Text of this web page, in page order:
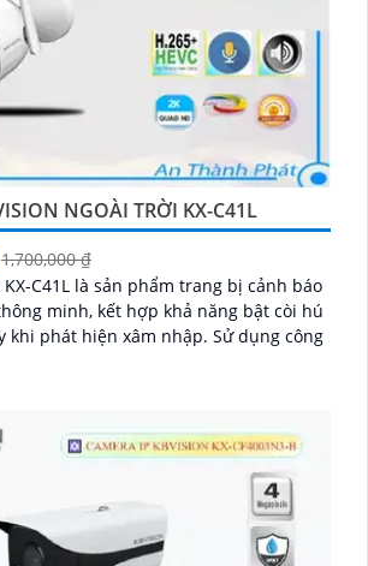
NGOÀI TRỜI KX-C41L
1,700,000 ₫
KX-C41L là sản phẩm trang bị cảnh báo
minh, kết hợp khả năng bật còi hú
hiện xâm nhập. Sử dụng công